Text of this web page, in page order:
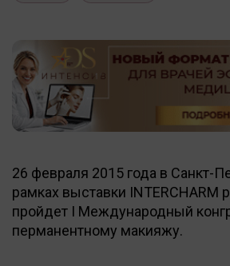
26 февраля 2015 года в Санкт-
рамках выставки INTERCHARM
пройдет I Международный
перманентному макияжу.